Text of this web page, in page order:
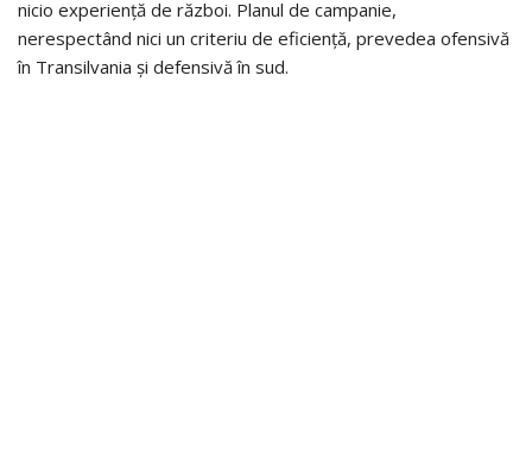
nicio experiență de război. Planul de campanie,
nerespectând nici un criteriu de eficiență, prevedea ofensivă
în Transilvania și defensivă în sud.